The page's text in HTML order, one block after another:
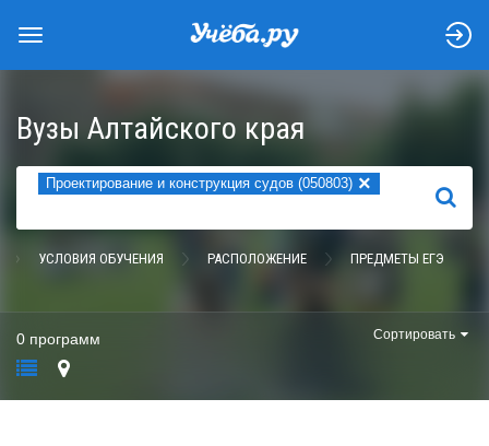
Вузы Алтайского края
Проектирование и конструкция судов (050803) ×
НАЙТИ
УСЛОВИЯ ОБУЧЕНИЯ РАСПОЛОЖЕНИЕ ПРЕДМЕТЫ ЕГЭ
0 программ Сортировать